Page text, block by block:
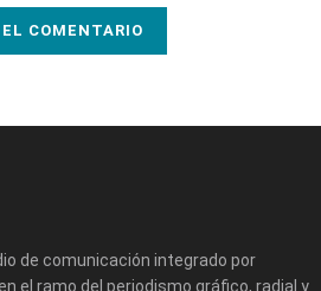
de comunicación integrado por
el ramo del periodismo gráfico, radial y